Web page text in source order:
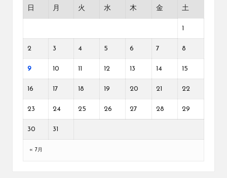
日 月 火 水 木 金 土
2 3 4 5 6 7 8
9 10 12 13 14 15
16 17 18 19 20 21 22
23 24 25 26 27 28 29
30 31
« 7月